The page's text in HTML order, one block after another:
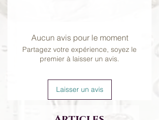
Longa (Turmeric) Extract, Glycrrhiza
Glabra (Licorice) Extract, Salicylic
Acid, Lavan- dula Angustifolia
120 Methyl Glucose Dioleate.
Phenoxy- ethanol, Caprylyl Glycol,
Ethylhexylglycerin, Hexylene Glycol.
d'eau et masser le visage pendant
environ 30sec à 1 minute puis rincer.
Poursuivre avec votre rituel beauté
habituel.
Aucun avis pour le moment
Partagez votre expérience, soyez le
premier à laisser un avis.
Laisser un avis